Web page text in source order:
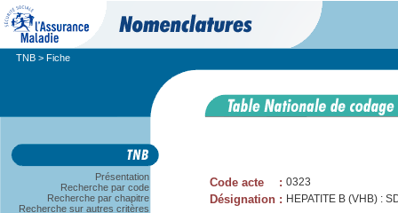
TNB > Fiche
Présentation
Recherche par code
Recherche par chapitre
Recherche sur autres critères
Code acte : 0323
Désignation : HEPATITE B (VHB) :